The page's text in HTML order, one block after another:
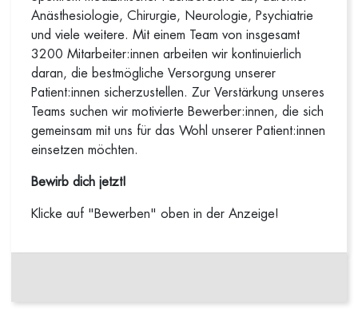
Anästhesiologie, Chirurgie, Neurologie, Psychiatrie
und viele weitere. Mit einem Team von insgesamt
3200 Mitarbeiter:innen arbeiten wir kontinuierlich
daran, die bestmögliche Versorgung unserer
Patient:innen sicherzustellen. Zur Verstärkung unseres
Teams suchen wir motivierte Bewerber:innen, die sich
gemeinsam mit uns für das Wohl unserer Patient:innen
einsetzen möchten.
Bewirb dich jetzt!
Klicke auf "Bewerben" oben in der Anzeige!